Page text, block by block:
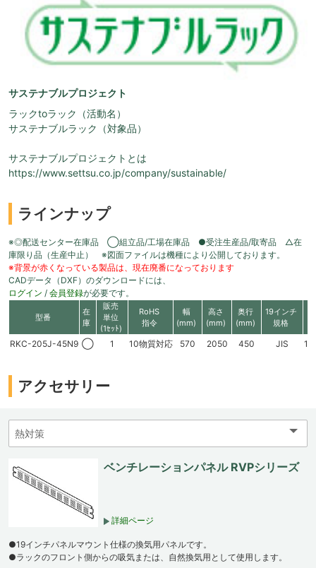
サステナブルプロジェクト
ラックtoラック（活動名）
サステナブルラック（対象品）
サステナブルプロジェクトとは
https://www.settsu.co.jp/company/sustainable/
ラインナップ
※◎配送センター在庫品 ◯組立品/工場在庫品 ●受注生産品/取寄品 △在
庫限り品（生産中止） ※図面ファイルは機種により公開しております。
※背景が赤くなっている製品は、現在廃番になっております
CADデータ（DXF）のダウンロードには、
ログイン / 会員登録が必要です。
型番
在
庫
販売
単位
(1ｾｯﾄ)
RoHS
指令
幅
(mm)
高さ
(mm)
奥行
(mm)
19インチ
規格
RKC-205J-45N9 ◯ 1 10物質対応 570 2050 450 JIS
アクセサリー
ベンチレーションパネル RVPシリーズ
詳細ページ
●19インチパネルマウント仕様の換気用パネルです。
●ラックのフロント側からの吸気または、自然換気用として使用します。